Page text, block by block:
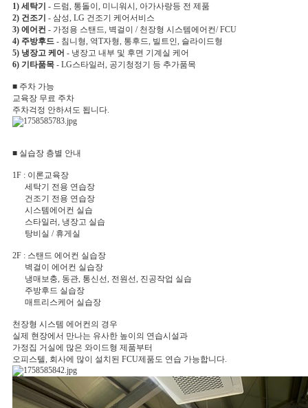
1) 세탁기 - 드럼, 통돌이, 미니워시, 아가사랑등 전 제품
2) 건조기 - 삼성, LG 건조기 케어서비스
3) 에어컨 - 가정용 스탠드, 벽걸이 / 천장형 시스템에어컨/ FCU
4) 주방후드 - 침니형, 역T자형, 통후드, 빌트인, 슬라이드형
5) 냉장고 케어 - 냉장고 내부 및 후면 기계실 케어
6) 기타품목 - LG스타일러, 공기청정기 등 추가품목
■ 주차 가능
교육장 무료 주차
주차걱정 안하셔도 됩니다.
■ 실습장 층별 안내
1F : 이론교육장
세탁기 전용 연습장
건조기 전용 연습장
시스템에어컨 실습
스타일러, 냉장고 실습
탕비실 / 휴게실
2F : 스탠드 에어컨 실습장
벽걸이 에어컨 실습장
냉매보충, 동관, 통신선, 전원선, 진공작업 실습
주방후드 실습장
매트리스케어 실습장
천장형 시스템 에어컨의 경우
실제 현장에서 만나는 유사한 높이의 연습시설과
가정집 거실에 많은 와이드형 제품부터
오피스텔, 회사에 많이 설치된 FCU제품도 연습 가능합니다.